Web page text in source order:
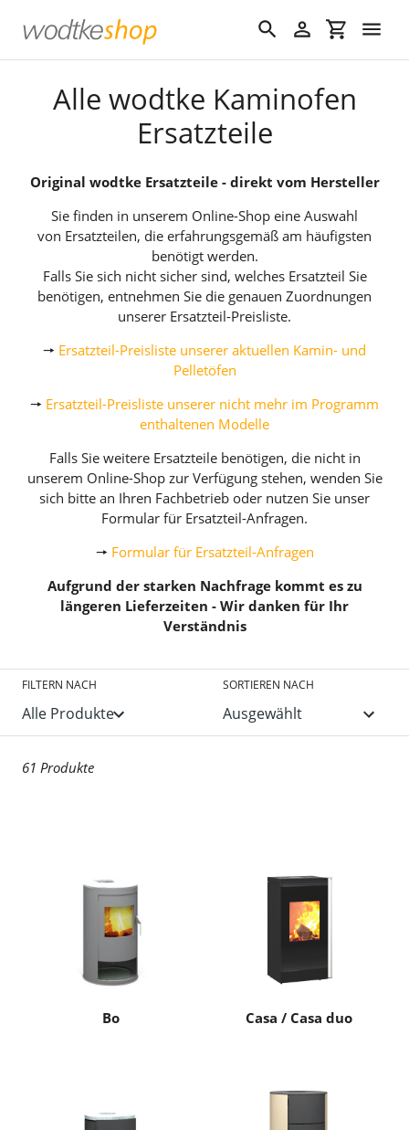
zum
SuchenEinloggen
S
m
l
u
n
Alle wodtke Kaminofen
Ersatzteile
Original wodtke Ersatzteile - direkt vom Hersteller
Sie finden in unserem Online-Shop eine Auswahl
von Ersatzteilen, die erfahrungsgemäß am häufigsten
benötigt werden.
Falls Sie sich nicht sicher sind, welches Ersatzteil Sie
benötigen, entnehmen Sie die genauen Zuordnungen
unserer Ersatzteil-Preisliste.
🠖 Ersatzteil-Preisliste unserer aktuellen Kamin- und
Pelletöfen
🠖 Ersatzteil-Preisliste unserer nicht mehr im Programm
enthaltenen Modelle
Falls Sie weitere Ersatzteile benötigen, die nicht in
unserem Online-Shop zur Verfügung stehen, wenden Sie
sich bitte an Ihren Fachbetrieb oder nutzen Sie unser
Formular für Ersatzteil-Anfragen.
🠖 Formular für Ersatzteil-Anfragen
Aufgrund der starken Nachfrage kommt es zu
längeren Lieferzeiten - Wir danken für Ihr
Verständnis
FILTERN NACH SORTIEREN NACH
61 Produkte
Bo Casa / Casa duo